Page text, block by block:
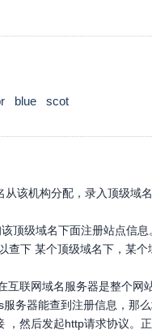
blue scot
该机构分配，录入顶级域
顶级域名下面注册站点信
下 某个顶级域名下，某
联网域名服务器是整个
务器能查到注册信息，那
然后发起http请求协议。